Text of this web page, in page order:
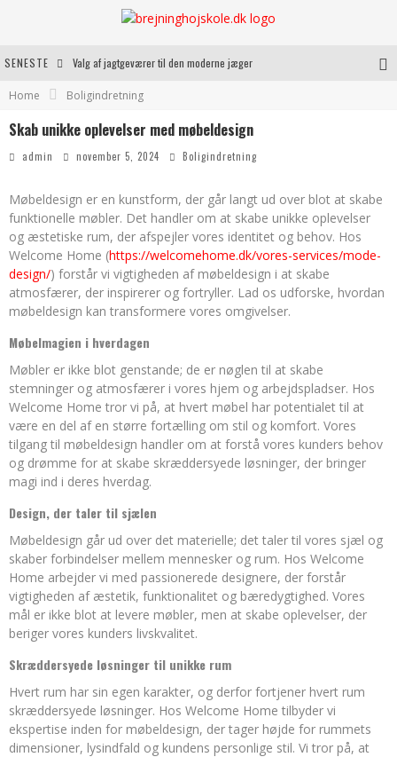
SENESTE Valg af jagtgeværer til den moderne jæger
Fordele ved at bruge bagestål i dit køkken
Home Boligindretning
Skab unikke oplevelser med møbeldesign
admin november 5, 2024 Boligindretning
Møbeldesign er en kunstform, der går langt ud over blot at skabe
funktionelle møbler. Det handler om at skabe unikke oplevelser
og æstetiske rum, der afspejler vores identitet og behov. Hos
Welcome Home (https://welcomehome.dk/vores-services/mode-
design/) forstår vi vigtigheden af møbeldesign i at skabe
atmosfærer, der inspirerer og fortryller. Lad os udforske, hvordan
møbeldesign kan transformere vores omgivelser.
Møbelmagien i hverdagen
Møbler er ikke blot genstande; de er nøglen til at skabe
stemninger og atmosfærer i vores hjem og arbejdspladser. Hos
Welcome Home tror vi på, at hvert møbel har potentialet til at
være en del af en større fortælling om stil og komfort. Vores
tilgang til møbeldesign handler om at forstå vores kunders behov
og drømme for at skabe skræddersyede løsninger, der bringer
magi ind i deres hverdag.
Design, der taler til sjælen
Møbeldesign går ud over det materielle; det taler til vores sjæl og
skaber forbindelser mellem mennesker og rum. Hos Welcome
Home arbejder vi med passionerede designere, der forstår
vigtigheden af æstetik, funktionalitet og bæredygtighed. Vores
mål er ikke blot at levere møbler, men at skabe oplevelser, der
beriger vores kunders livskvalitet.
Skræddersyede løsninger til unikke rum
Hvert rum har sin egen karakter, og derfor fortjener hvert rum
skræddersyede løsninger. Hos Welcome Home tilbyder vi
ekspertise inden for møbeldesign, der tager højde for rummets
dimensioner, lysindfald og kundens personlige stil. Vi tror på, at